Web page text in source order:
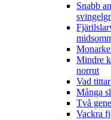
Snabb
Mindre
norrut
Vad
Många
Två
Vackra